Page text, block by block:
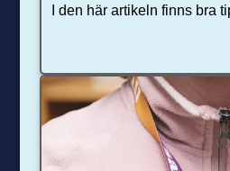
I den här artikeln finns bra